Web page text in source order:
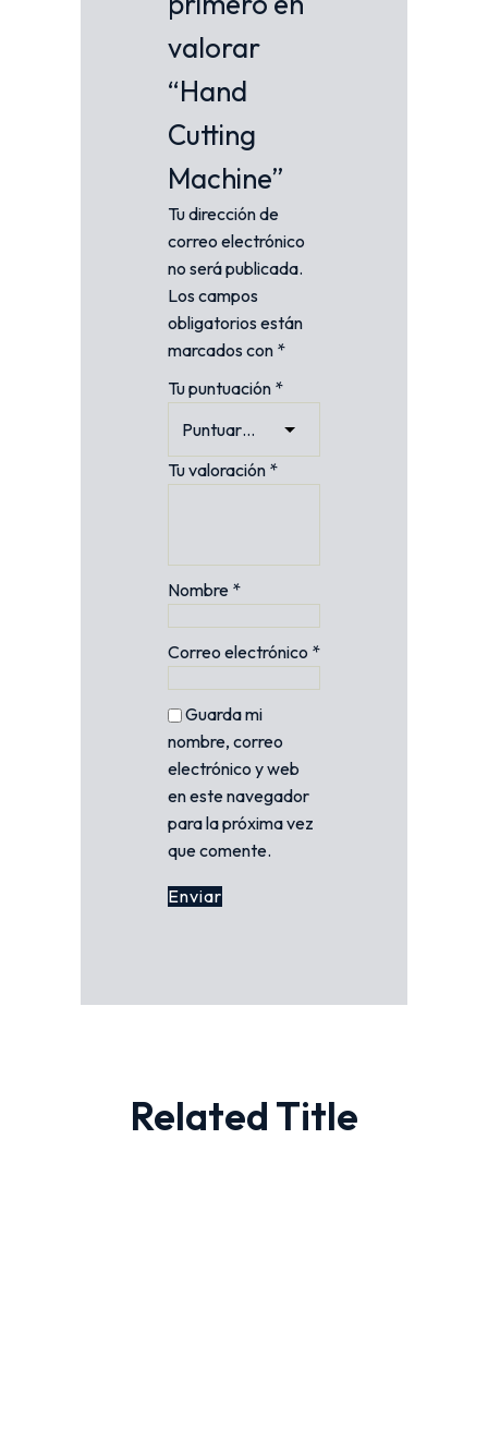
valorar
“Hand
Cutting
Machine”
Tu dirección de
correo electrónico
no será publicada.
Los campos
obligatorios están
marcados con *
Tu puntuación *
Tu valoración *
Nombre *
Correo electrónico *
Guarda mi
nombre, correo
electrónico y web
en este navegador
para la próxima vez
que comente.
Related Title